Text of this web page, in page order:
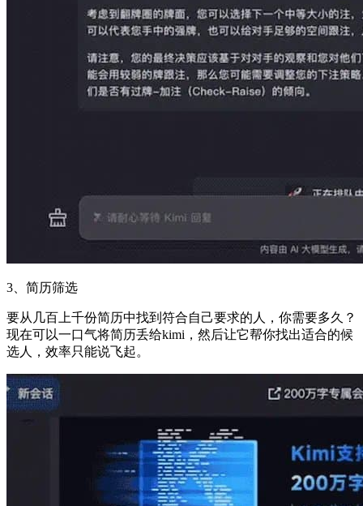
3、简历筛选
要从几百上千份简历中找到符合自己要求的人，你需要多久？
现在可以一口气将简历丢给kimi，然后让它帮你找出适合的候
选人，效率只能说飞起。